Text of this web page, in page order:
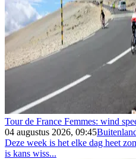
Tour de France Femmes: wind
04 augustus 2026, 09:45
Deze week is het elke dag heet
is kans wiss...